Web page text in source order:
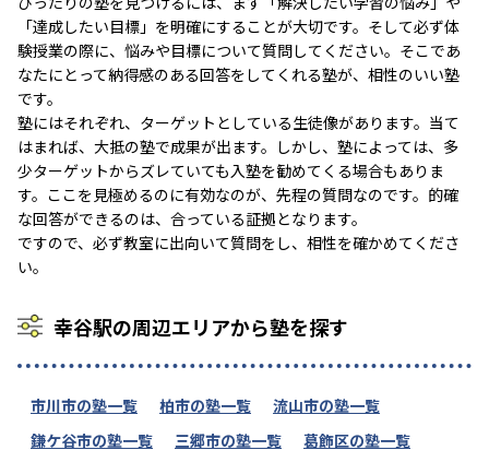
「達成したい目標」を明確にすることが大切です。そして必ず体
験授業の際に、悩みや目標について質問してください。そこであ
なたにとって納得感のある回答をしてくれる塾が、相性のいい塾
です。
塾にはそれぞれ、ターゲットとしている生徒像があります。当て
はまれば、大抵の塾で成果が出ます。しかし、塾によっては、多
少ターゲットからズレていても入塾を勧めてくる場合もありま
す。ここを見極めるのに有効なのが、先程の質問なのです。的確
な回答ができるのは、合っている証拠となります。
ですので、必ず教室に出向いて質問をし、相性を確かめてくださ
い。
幸谷駅の周辺エリアから塾を探す
市川市の塾一覧 柏市の塾一覧
流山市の塾一覧
鎌ケ谷市の塾一覧
三郷市の塾一覧
葛飾区の塾一覧